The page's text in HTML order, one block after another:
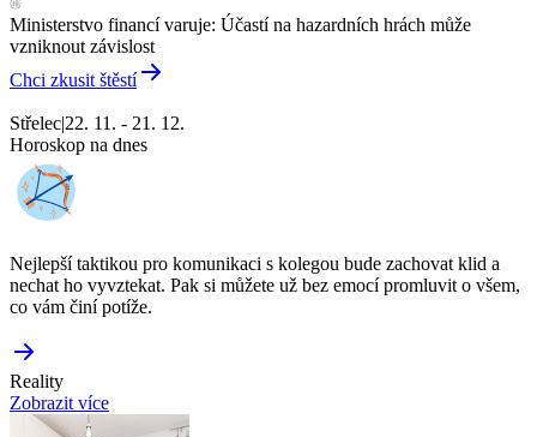
Ministerstvo financí varuje: Účastí na hazardních hrách může
vzniknout závislost
Chci zkusit štěstí
Střelec|22. 11. - 21. 12.
Horoskop na dnes
Nejlepší taktikou pro komunikaci s kolegou bude zachovat klid a
nechat ho vyvztekat. Pak si můžete už bez emocí promluvit o všem,
co vám činí potíže.
Reality
Zobrazit více